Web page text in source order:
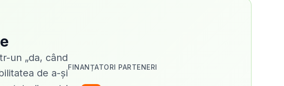
un „da, când
de a-și
FINANȚATORI PARTENERI